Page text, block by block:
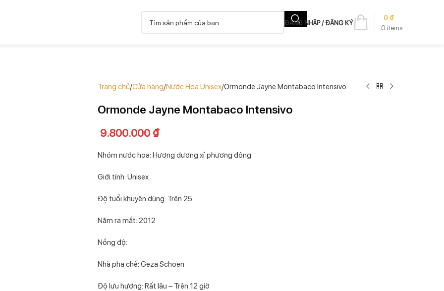
ĐĂNG NHẬP / ĐĂNG KÝ
0 items
0₫
Trang chủ Cửa hàng Nước Hoa Unisex Ormonde Jayne Montabaco Intensivo
Ormonde Jayne Montabaco Intensivo
9.800.000 ₫
Nhóm nước hoa: Hương dương xỉ phương đông
Giới tính: Unisex
Độ tuổi khuyên dùng: Trên 25
Năm ra mắt: 2012
Nồng độ:
Nhà pha chế: Geza Schoen
Độ lưu hương: Rất lâu – Trên 12 giờ